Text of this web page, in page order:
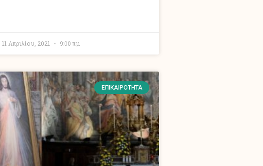
11 Απριλίου, 2021 9:00 πμ
ΕΠΙΚΑΙΡΌΤΗΤΑ